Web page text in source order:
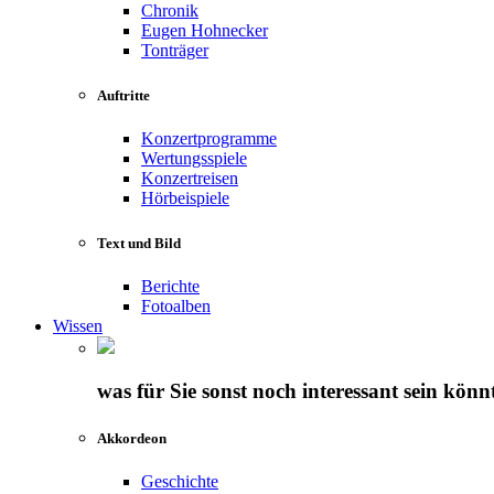
Chronik
Eugen Hohnecker
Tonträger
Auftritte
Konzertprogramme
Wertungsspiele
Konzertreisen
Hörbeispiele
Text und Bild
Berichte
Fotoalben
Wissen
was für Sie sonst noch interessant sein
Akkordeon
Geschichte